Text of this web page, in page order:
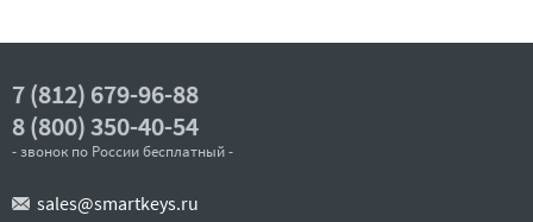
7 (812) 679-96-88
8 (800) 350-40-54
- звонок по России бесплатный -
sales@smartkeys.ru